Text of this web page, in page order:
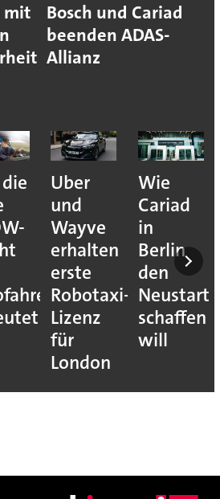
mit
Bosch und Cariad
beenden ADAS-
Allianz
Uber
und
Wayve
erhalten
erste
Robotaxi-
Lizenz
für
London
Wie
Cariad
in
Berlin
den
Neustart
schaffen
will